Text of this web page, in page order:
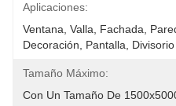
Aplicaciones:
Ventana, Valla, Fachada,
Decoración, Pantalla,
Tamaño Máximo:
Con Un Tamaño De